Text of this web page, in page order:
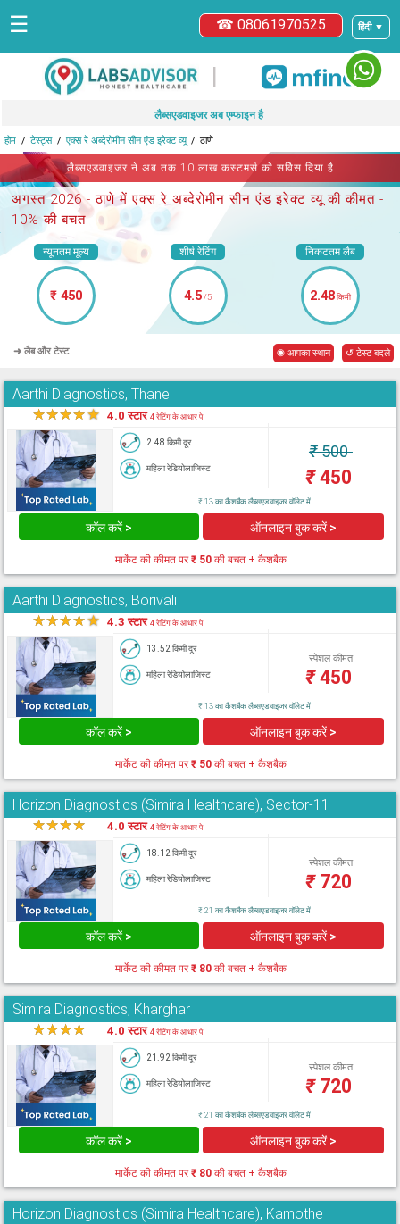
हिंदी ▼
☎ 08061970525
☰
|
लैब्सएडवाइजर अब एम्फाइन है
होम टेस्ट्स एक्स रे अब्देरोमीन सीन एंड इरेक्ट व्यू ठाणे
लैब्सएडवाइजर ने अब तक 10 लाख कस्टमर्स को सर्विस दिया है
अगस्त 2026 -ठाणे में एक्स रे अब्देरोमीन सीन एंड इरेक्ट व्यूकी कीमत -
10% की बचत
न्यूनतम मूल्य
₹ 450
शीर्ष रेटिंग
4.5/5
निकटतम लैब
2.48किमी
➜ लैब और टेस्ट ◉ आपका स्थान ↺ टेस्ट बदले
Aarthi Diagnostics, Thane
★★★★★ 4.0 स्टार4 रेटिंग के आधार पे
2.48 किमी दूर
महिला रेडियोलाजिस्ट
₹500
₹450
₹ 13 का कैशबैक लैब्सएडवाइजर वॉलेट में
कॉल करें > ऑनलाइन बुक करें >
मार्केट की कीमत पर₹ 50 की बचत + कैशबैक
Aarthi Diagnostics, Borivali
★★★★★ 4.3 स्टार4 रेटिंग के आधार पे
13.52 किमी दूर
महिला रेडियोलाजिस्ट
स्पेशल कीमत
₹450
₹ 13 का कैशबैक लैब्सएडवाइजर वॉलेट में
कॉल करें > ऑनलाइन बुक करें >
मार्केट की कीमत पर₹ 50 की बचत + कैशबैक
Horizon Diagnostics (Simira Healthcare), Sector-11
★★★★ 4.0 स्टार4 रेटिंग के आधार पे
18.12 किमी दूर
महिला रेडियोलाजिस्ट
स्पेशल कीमत
₹720
₹ 21 का कैशबैक लैब्सएडवाइजर वॉलेट में
कॉल करें > ऑनलाइन बुक करें >
मार्केट की कीमत पर₹ 80 की बचत + कैशबैक
Simira Diagnostics, Kharghar
★★★★ 4.0 स्टार4 रेटिंग के आधार पे
21.92 किमी दूर
महिला रेडियोलाजिस्ट
स्पेशल कीमत
₹720
₹ 21 का कैशबैक लैब्सएडवाइजर वॉलेट में
कॉल करें > ऑनलाइन बुक करें >
मार्केट की कीमत पर₹ 80 की बचत + कैशबैक
Horizon Diagnostics (Simira Healthcare), Kamothe